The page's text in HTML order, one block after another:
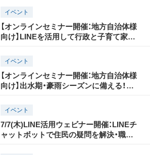
イベント
【オンラインセミナー開催：地方自治体様
向け】LINEを活用して行政と子育て家庭
イベント
【オンラインセミナー開催：地方自治体様
向け】出水期・豪雨シーズンに備える！
イベント
7/7(木)LINE活用ウェビナー開催：LINEチ
ャットボットで住民の疑問を解決・職員